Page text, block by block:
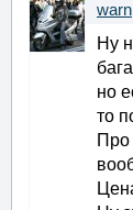
warn
Ну
но
то
Про